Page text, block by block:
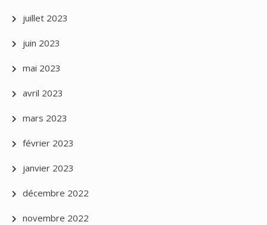
juillet 2023
juin 2023
mai 2023
avril 2023
mars 2023
février 2023
janvier 2023
décembre 2022
novembre 2022